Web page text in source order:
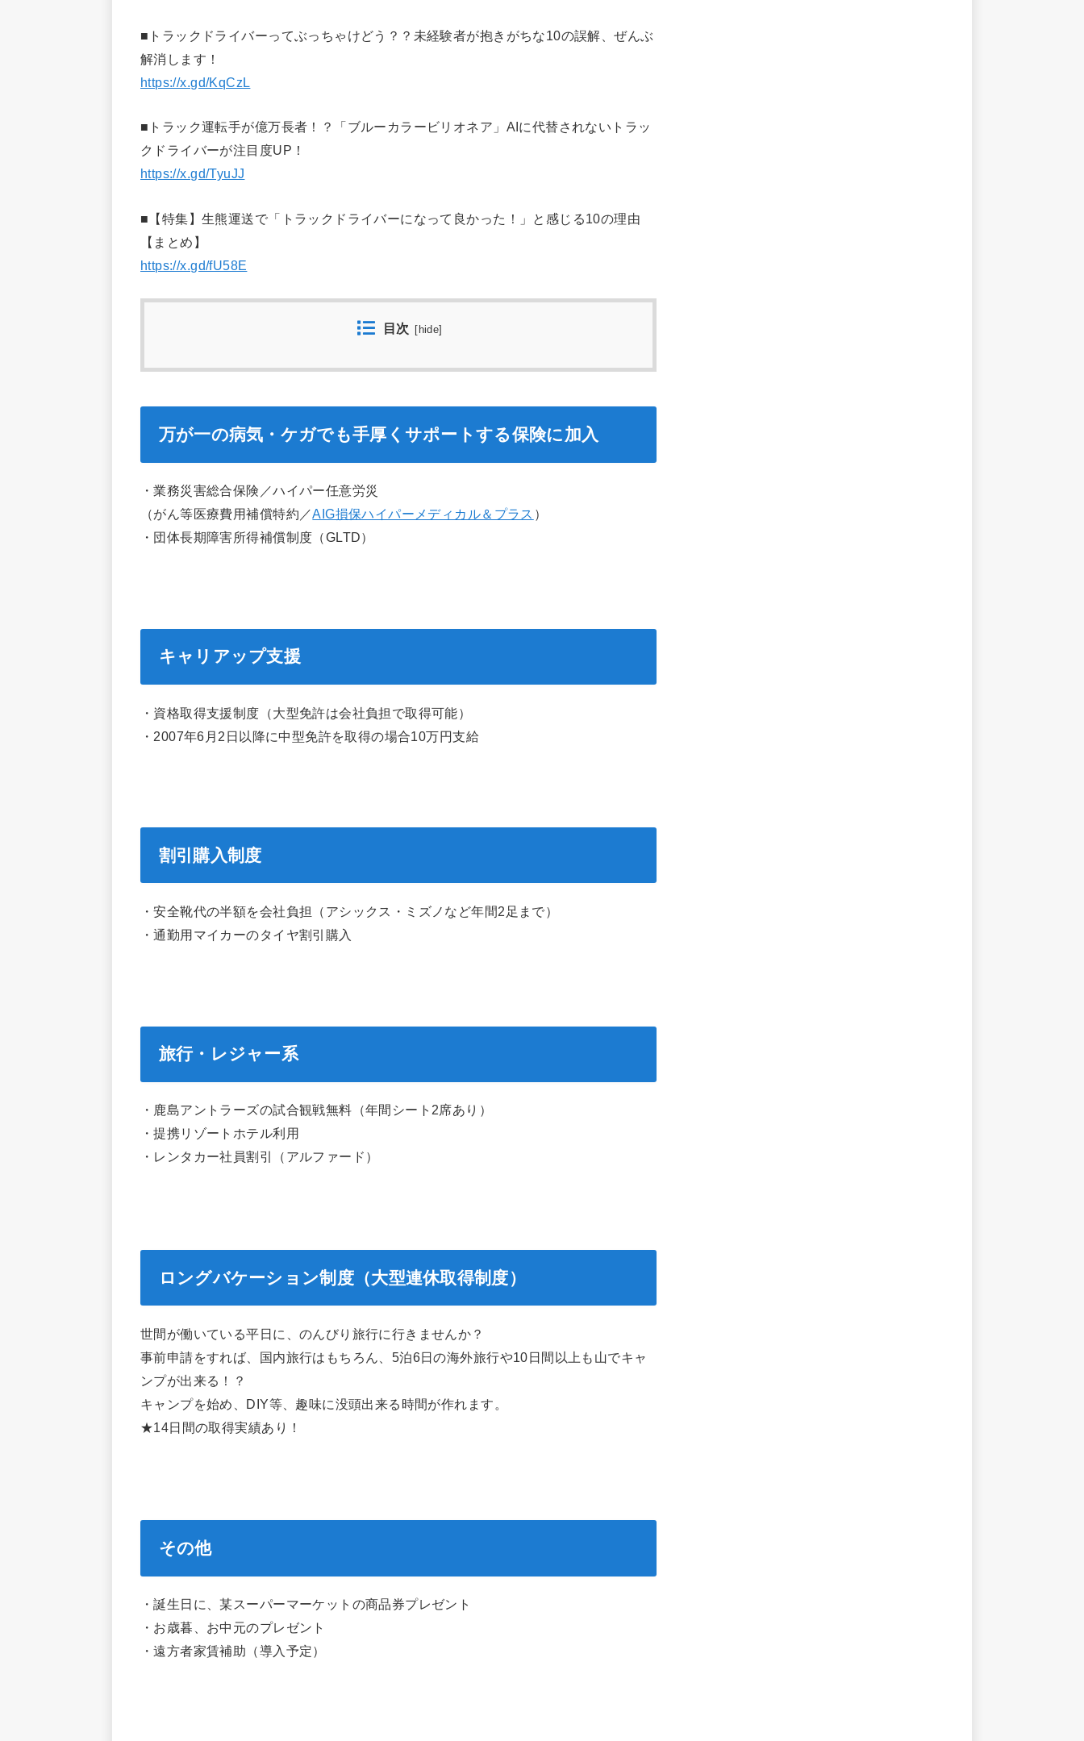
■トラックドライバーってぶっちゃけどう？？未経験者が抱きがちな10の誤解、ぜんぶ
解消します！
https://x.gd/KqCzL
■トラック運転手が億万長者！？「ブルーカラービリオネア」AIに代替されないトラッ
クドライバーが注目度UP！
https://x.gd/TyuJJ
■【特集】生熊運送で「トラックドライバーになって良かった！」と感じる10の理由
【まとめ】
https://x.gd/fU58E
目次 hide
万が一の病気・ケガでも手厚くサポートする保険に加入
・業務災害総合保険／ハイパー任意労災
（がん等医療費用補償特約／AIG損保ハイパーメディカル＆プラス ）
・団体長期障害所得補償制度（GLTD）
キャリアップ支援
・資格取得支援制度（大型免許は会社負担で取得可能）
・2007年6月2日以降に中型免許を取得の場合10万円支給
割引購入制度
・安全靴代の半額を会社負担（アシックス・ミズノなど年間2足まで）
・通勤用マイカーのタイヤ割引購入
旅行・レジャー系
・鹿島アントラーズの試合観戦無料（年間シート2席あり）
・提携リゾートホテル利用
・レンタカー社員割引（アルファード）
ロングバケーション制度（大型連休取得制度）
世間が働いている平日に、のんびり旅行に行きませんか？
事前申請をすれば、国内旅行はもちろん、5泊6日の海外旅行や10日間以上も山でキャ
ンプが出来る！？
キャンプを始め、DIY等、趣味に没頭出来る時間が作れます。
★14日間の取得実績あり！
その他
・誕生日に、某スーパーマーケットの商品券プレゼント
・お歳暮、お中元のプレゼント
・遠方者家賃補助（導入予定）